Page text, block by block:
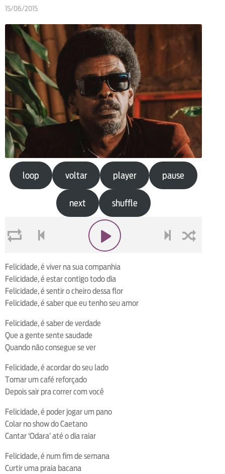
15/06/2015
loop voltar player pause
next shuffle
Felicidade, é viver na sua companhia
Felicidade, é estar contigo todo dia
Felicidade, é sentir o cheiro dessa flor
Felicidade, é saber que eu tenho seu amor
Felicidade, é saber de verdade
Que a gente sente saudade
Quando não consegue se ver
Felicidade, é acordar do seu lado
Tomar um café reforçado
Depois sair pra correr com você
Felicidade, é poder jogar um pano
Colar no show do Caetano
Cantar ‘Odara’ até o dia raiar
Felicidade, é num fim de semana
Curtir uma praia bacana